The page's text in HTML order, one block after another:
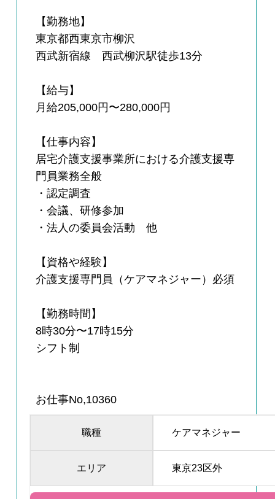
【勤務地】
東京都西東京市柳沢
西武新宿線 西武柳沢駅徒歩13分
【給与】
月給205,000円〜280,000円
【仕事内容】
居宅介護支援事業所における介護支援専
門員業務全般
・認定調査
・会議、研修参加
・法人の委員会活動 他
【資格や経験】
介護支援専門員（ケアマネジャー）必須
【勤務時間】
8時30分〜17時15分
シフト制
お仕事No,10360
職種 ケアマネジャー
エリア 東京23区外